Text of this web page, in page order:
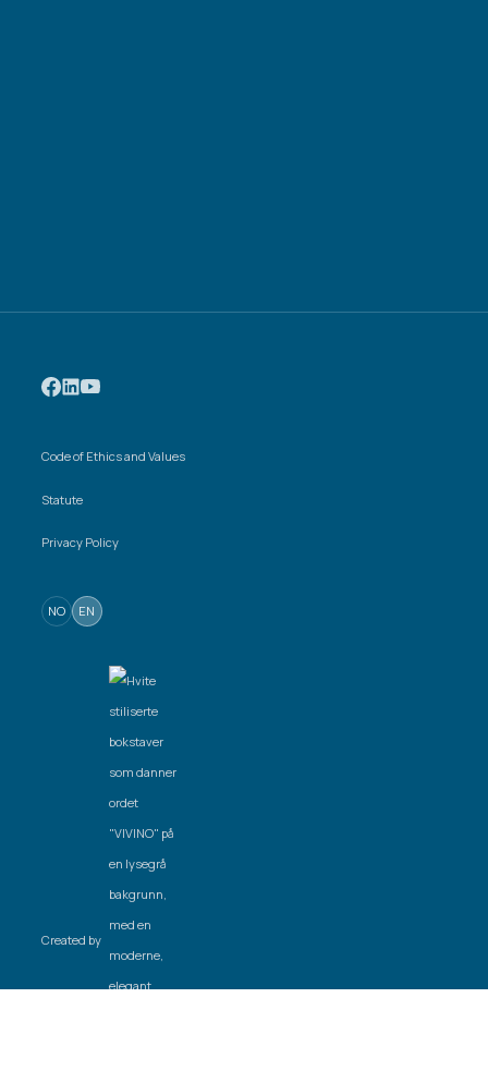
Code of Ethics and Values
Statute
Privacy Policy
NO EN
Created by